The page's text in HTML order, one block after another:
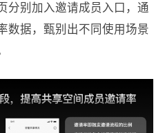
分别加入邀请成员入口，通
数据，甄别出不同使用场景